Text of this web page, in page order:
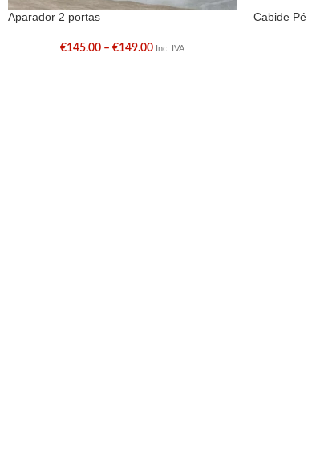
Aparador 2 portas
€145.00 – €149.00 Inc. IVA
Cabide Pé